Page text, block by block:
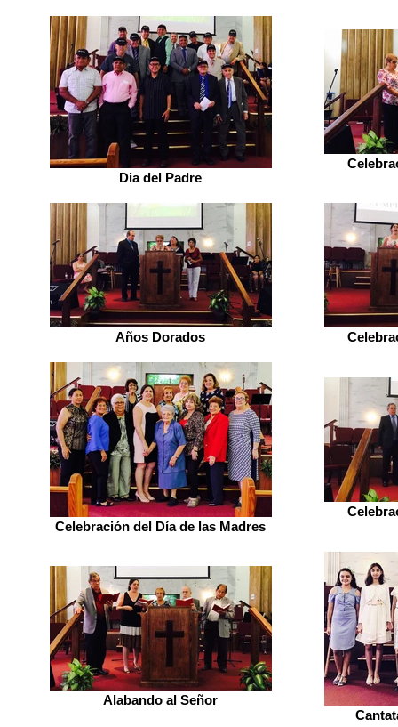
Dia del Padre
Años Dorados
Celebración del Día de las Madres
Alabando al Señor